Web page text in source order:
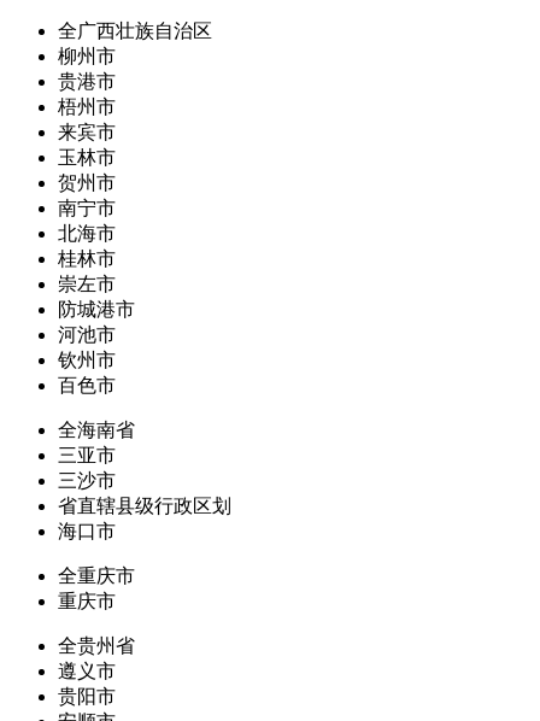
全广西壮族自治区
柳州市
贵港市
梧州市
来宾市
玉林市
贺州市
南宁市
北海市
桂林市
崇左市
防城港市
河池市
钦州市
百色市
全海南省
三亚市
三沙市
省直辖县级行政区划
海口市
全重庆市
重庆市
全贵州省
遵义市
贵阳市